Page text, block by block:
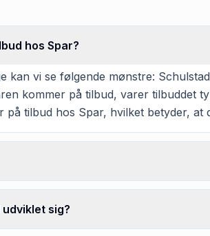
hos Spar?
kan vi se følgende mønstre:
kommer på tilbud, varer tilbuddet
på tilbud hos Spar, hvilket betyder,
sig?